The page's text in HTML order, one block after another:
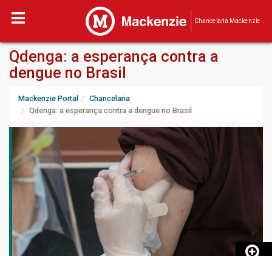
Chancelaria Mackenzie
Qdenga: a esperança contra a
dengue no Brasil
Mackenzie Portal
Chancelaria
Qdenga: a esperança contra a dengue no Brasil